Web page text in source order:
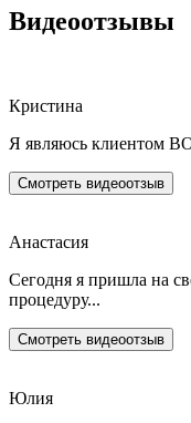
Видеоотзывы
Кристина
Я являюсь клиентом
Смотреть видеоотзыв
Анастасия
Сегодня я пришла на
процедуру...
Смотреть видеоотзыв
Юлия